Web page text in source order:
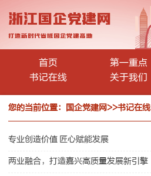
浙江国企党建网
打造新时代省域国企党建高地
首页 第一重点
书记在线
关于我们
您的当前位置： 国企党建网>>书记在线
专业创造价值 匠心赋能发展
两业融合，打造嘉兴高质量发展新引擎